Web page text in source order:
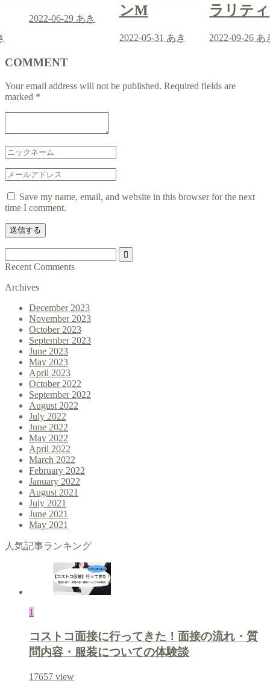
ラリティ
2022-09-26 あき
2022-06-29 あ
COMMENT
Your email address will not be published. Required fields are
marked *
Save my name, email, and website in this browser for the next
time I comment.
Recent Comments
Archives
December 2023
November 2023
October 2023
September 2023
June 2023
May 2023
April 2023
October 2022
September 2022
August 2022
July 2022
June 2022
May 2022
April 2022
March 2022
February 2022
January 2022
August 2021
July 2021
June 2021
May 2021
人気記事ランキング
1
コストコ面接に行ってきた！面接の流れ・質
問内容・服装についての体験談
17657 view